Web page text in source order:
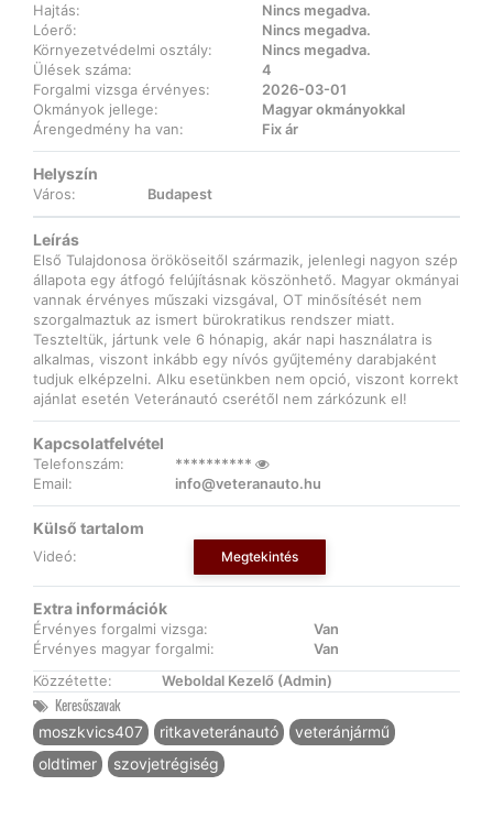
Hajtás:
Nincs megadva.
Lóerő:
Nincs megadva.
Környezetvédelmi osztály:
Nincs megadva.
Ülések száma:
4
Forgalmi vizsga érvényes:
2026-03-01
Okmányok jellege:
Magyar okmányokkal
Árengedmény ha van:
Fix ár
Helyszín
Város: Budapest
Leírás
Első Tulajdonosa örököseitől származik, jelenlegi nagyon szép
állapota egy átfogó felújításnak köszönhető. Magyar okmányai
vannak érvényes műszaki vizsgával, OT minősítését nem
szorgalmaztuk az ismert bürokratikus rendszer miatt.
Teszteltük, jártunk vele 6 hónapig, akár napi használatra is
alkalmas, viszont inkább egy nívós gyűjtemény darabjaként
tudjuk elképzelni. Alku esetünkben nem opció, viszont korrekt
ajánlat esetén Veteránautó cserétől nem zárkózunk el!
Kapcsolatfelvétel
Telefonszám:
**********
Email:
info@veteranauto.hu
Külső tartalom
Videó: Megtekintés
Extra információk
Érvényes forgalmi vizsga:
Van
Érvényes magyar forgalmi:
Van
Közzétette:
Weboldal Kezelő (Admin)
Keresőszavak
moszkvics407 ritkaveteránautó
veteránjármű
oldtimer
szovjetrégiség